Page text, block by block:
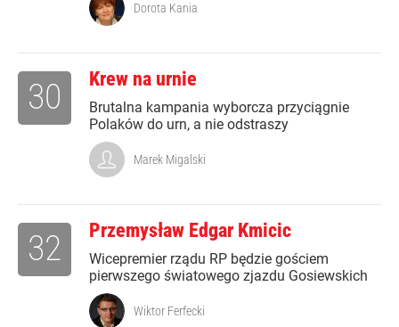
Dorota Kania
Krew na urnie
Brutalna kampania wyborcza przyciągnie
Polaków do urn, a nie odstraszy
30
Marek Migalski
Przemysław Edgar Kmicic
Wicepremier rządu RP będzie gościem
pierwszego światowego zjazdu Gosiewskich
32
Wiktor Ferfecki